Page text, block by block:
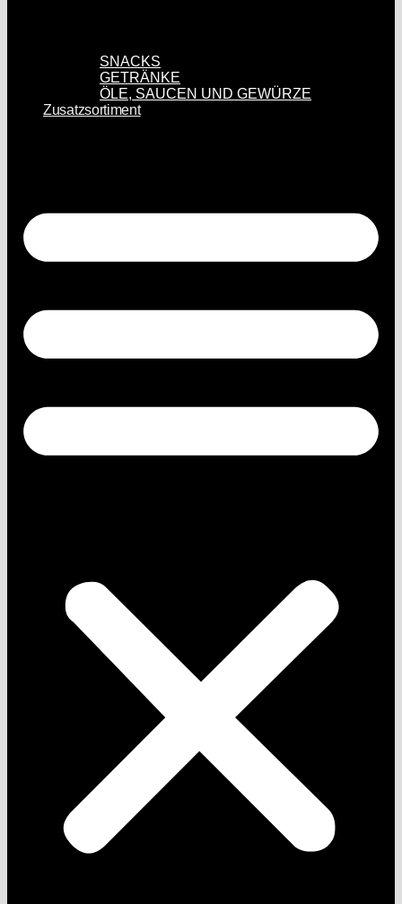
SNACKS
GETRÄNKE
ÖLE, SAUCEN UND GEWÜRZE
Zusatzsortiment